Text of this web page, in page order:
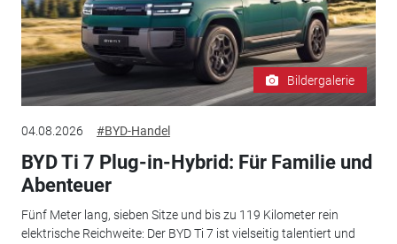
Bildergalerie
04.08.2026 #BYD-Handel
BYD Ti 7 Plug-in-Hybrid: Für Familie und
Abenteuer
Fünf Meter lang, sieben Sitze und bis zu 119 Kilometer rein
elektrische Reichweite: Der BYD Ti 7 ist vielseitig talentiert und